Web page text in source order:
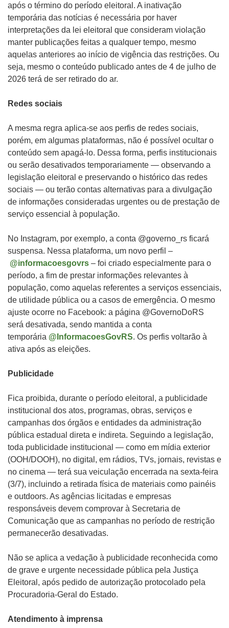
após o término do período eleitoral. A inativação
temporária das notícias é necessária por haver
interpretações da lei eleitoral que consideram violação
manter publicações feitas a qualquer tempo, mesmo
aquelas anteriores ao início de vigência das restrições. Ou
seja, mesmo o conteúdo publicado antes de 4 de julho de
2026 terá de ser retirado do ar.
Redes sociais
A mesma regra aplica-se aos perfis de redes sociais,
porém, em algumas plataformas, não é possível ocultar o
conteúdo sem apagá-lo. Dessa forma, perfis institucionais
ou serão desativados temporariamente — observando a
legislação eleitoral e preservando o histórico das redes
sociais — ou terão contas alternativas para a divulgação
de informações consideradas urgentes ou de prestação de
serviço essencial à população.
No Instagram, por exemplo, a conta @governo_rs ficará
suspensa. Nessa plataforma, um novo perfil –
@informacoesgovrs – foi criado especialmente para o
período, a fim de prestar informações relevantes à
população, como aquelas referentes a serviços essenciais,
de utilidade pública ou a casos de emergência. O mesmo
ajuste ocorre no Facebook: a página @GovernoDoRS
será desativada, sendo mantida a conta
temporária @InformacoesGovRS. Os perfis voltarão à
ativa após as eleições.
Publicidade
Fica proibida, durante o período eleitoral, a publicidade
institucional dos atos, programas, obras, serviços e
campanhas dos órgãos e entidades da administração
pública estadual direta e indireta. Seguindo a legislação,
toda publicidade institucional — como em mídia exterior
(OOH/DOOH), no digital, em rádios, TVs, jornais, revistas e
no cinema — terá sua veiculação encerrada na sexta-feira
(3/7), incluindo a retirada física de materiais como painéis
e outdoors. As agências licitadas e empresas
responsáveis devem comprovar à Secretaria de
Comunicação que as campanhas no período de restrição
permanecerão desativadas.
Não se aplica a vedação à publicidade reconhecida como
de grave e urgente necessidade pública pela Justiça
Eleitoral, após pedido de autorização protocolado pela
Procuradoria-Geral do Estado.
Atendimento à imprensa